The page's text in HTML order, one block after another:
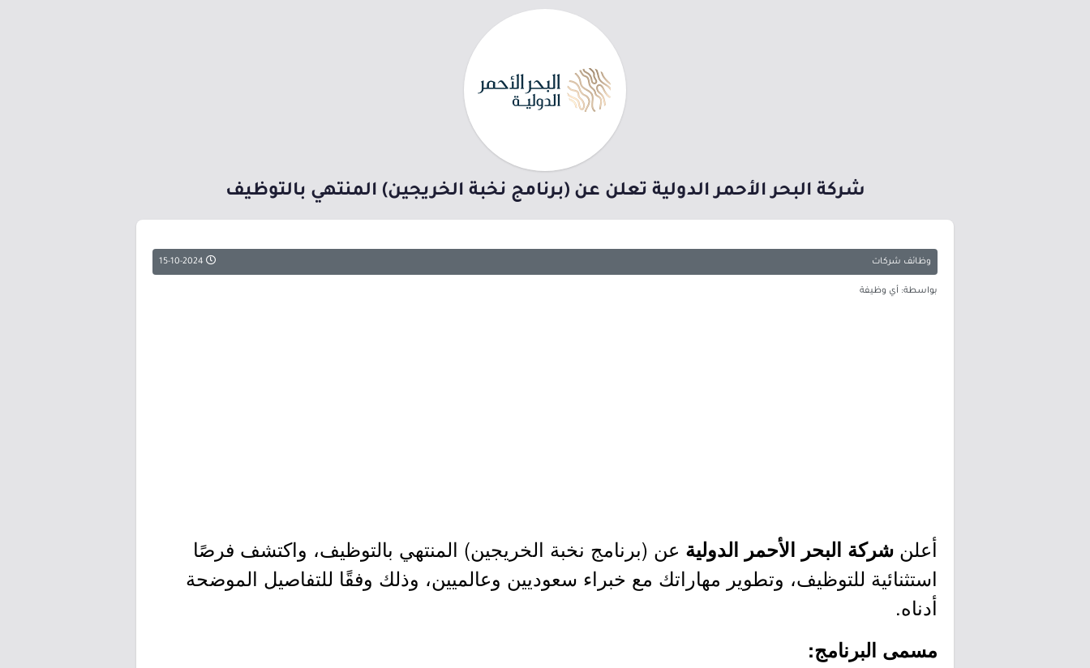
شركة البحر الأحمر الدولية تعلن عن (برنامج نخبة الخريجين) المنتهي بالتوظيف
وظائف شركات
بواسطة: أي وظيفة
أعلن شركة البحر الأحمر الدولية عن (برنامج نخبة الخريجين) المنتهي بالتوظيف، واكتشف فرصًا
استثنائية للتوظيف، وتطوير مهاراتك مع خبراء سعوديين وعالميين، وذلك وفقًا للتفاصيل الموضحة
أدناه.
مسمى البرنامج: